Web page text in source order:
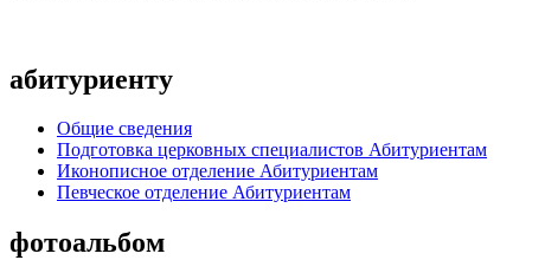
абитуриенту
Общие сведения
Подготовка церковных специалистов Абитуриентам
Иконописное отделение Абитуриентам
Певческое отделение Абитуриентам
фотоальбом